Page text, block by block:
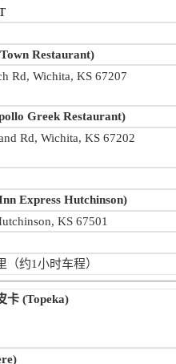
Restaurant)
Rd, Wichita, KS 67207
Greek Restaurant)
Rd, Wichita, KS 67202
Express Hutchinson)
KS 67501
约1小时车程）
卡 (Topeka)